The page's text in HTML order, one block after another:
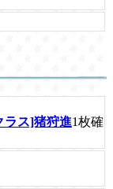
ラス]猪狩進1枚確